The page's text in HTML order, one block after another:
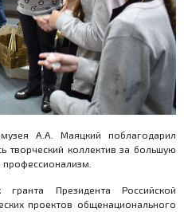
А.А. Маяцкий поблагодарил
творческий коллектив за большую
Президента Российской
проектов общенационального